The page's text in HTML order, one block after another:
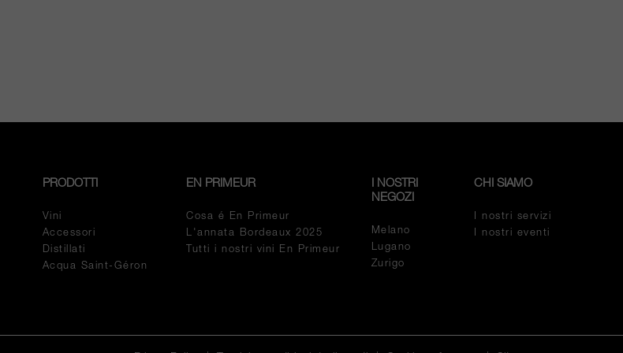
PRODOTTI
Vini
Accessori
Distillati
Acqua Saint-Géron
EN PRIMEUR
Cosa é En Primeur
L'annata Bordeaux 2025
Tutti i nostri vini En Primeur
I NOSTRI
NEGOZI
Melano
Lugano
Zurigo
CHI SIAMO
I nostri servizi
I nostri eventi